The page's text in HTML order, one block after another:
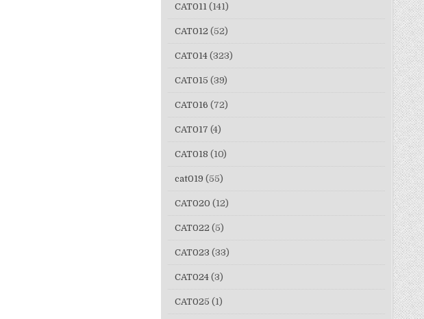
CAT011 (141)
CAT012 (52)
CAT014 (323)
CAT015 (39)
CAT016 (72)
CAT017 (4)
CAT018 (10)
cat019 (55)
CAT020 (12)
CAT022 (5)
CAT023 (33)
CAT024 (3)
CAT025 (1)